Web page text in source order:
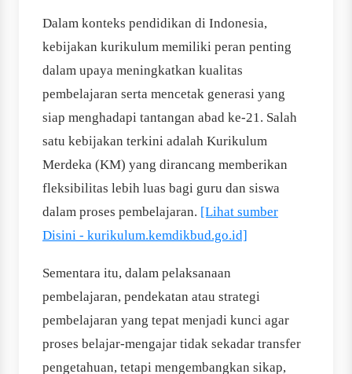
Dalam konteks pendidikan di Indonesia,
kebijakan kurikulum memiliki peran penting
dalam upaya meningkatkan kualitas
pembelajaran serta mencetak generasi yang
siap menghadapi tantangan abad ke-21. Salah
satu kebijakan terkini adalah Kurikulum
Merdeka (KM) yang dirancang memberikan
fleksibilitas lebih luas bagi guru dan siswa
dalam proses pembelajaran. [Lihat sumber
Disini - kurikulum.kemdikbud.go.id]
Sementara itu, dalam pelaksanaan
pembelajaran, pendekatan atau strategi
pembelajaran yang tepat menjadi kunci agar
proses belajar-mengajar tidak sekadar transfer
pengetahuan, tetapi mengembangkan sikap,